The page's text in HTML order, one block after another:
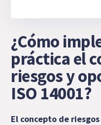
¿Cómo
práctica el
riesgos y
ISO 14001?
El concepto de